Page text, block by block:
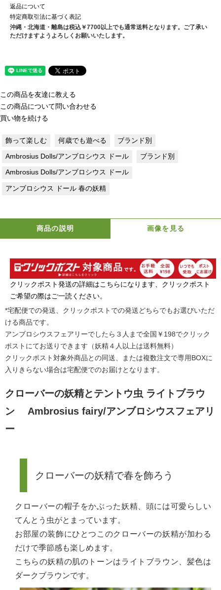
返品について
特定商取引法に基づく表記
沖縄・北海道・離島は税込￥7700以上でも通常送料となります。ご了承い
ただけますようよろしくお願いいたします。
この商品を友達に教える
この商品について問い合わせる
買い物を続ける
飾って楽しむ 何歳でも遊べる ブランド別
Ambrosius Dolls/アンブロシウス ドール ブランド別
Ambrosius Dolls/アンブロシウス ドール
アンブロシウス ドール 春の妖精
商品の説明 画像を見る
クリックポスト発送の詳細はこちらになります、クリックポスト
ご希望の際はご一読ください。
*宅配便での発送、クリックポストでの発送どちらでもお選びいただ
ける商品です。
アンブロシウスフェアリーでしたら３人まで全国￥198でクリック
ポストにてお送りできます（妖精４人以上は送料無料）
クリックポスト対象外商品との同送、または複数注文で専用BOXに
入りきらない場合は宅配便でのお届けとなります。
クローバーの妖精とテントウ虫 ライトブラウ
ン Ambrosius fairy/アンブロシウスフェアリ
ー
クローバーの妖精で春を飾ろう
クローバーの帽子をかぶった妖精、頭には可愛らしい
てんとう虫がとまっています。
お部屋の装飾にひとつこのクローバーの妖精が加わる
だけで季節感も楽しめます。
こちらの妖精の肌のトーンはライトブラウン、髪色は
ダークブラウンです。